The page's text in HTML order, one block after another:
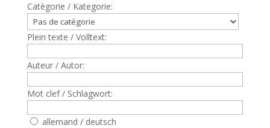
Catègorie / Kategorie:
Plein texte / Volltext:
Auteur / Autor:
Mot clef / Schlagwort:
allemand / deutsch